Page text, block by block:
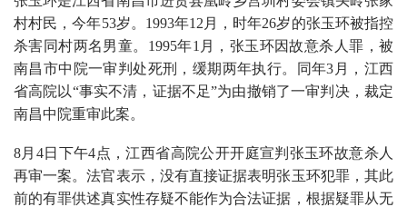
村村民，今年53岁。1993年12月，时年26岁的张玉环被指控
杀害同村两名男童。1995年1月，张玉环因故意杀人罪，被
南昌市中院一审判处死刑，缓期两年执行。同年3月，江西
省高院以“事实不清，证据不足”为由撤销了一审判决，裁定
南昌中院重审此案。
8月4日下午4点，江西省高院公开开庭宣判张玉环故意杀人
再审一案。法官表示，没有直接证据表明张玉环犯罪，其此
前的有罪供述真实性存疑不能作为合法证据，根据疑罪从无